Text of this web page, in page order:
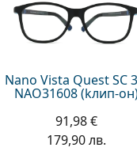
Nano Vista Quest SC
NAO31608 (kлип-
91,98 €
179,90 лв.